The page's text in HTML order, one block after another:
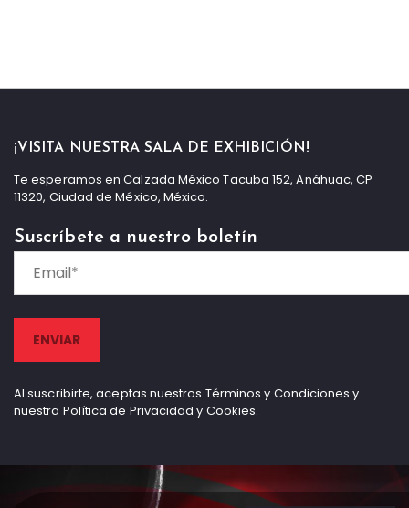
¡VISITA NUESTRA SALA DE EXHIBICIÓN!
Te esperamos en Calzada México Tacuba 152, Anáhuac, CP
11320, Ciudad de México, México.
Suscríbete a nuestro boletín
Al suscribirte, aceptas nuestros Términos y Condiciones y
nuestra Política de Privacidad y Cookies.